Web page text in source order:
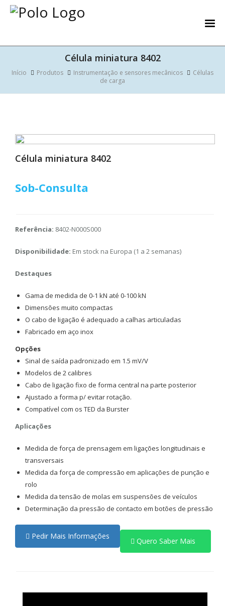
Célula miniatura 8402
Início Produtos Instrumentação e sensores mecânicos
Células
de carga
Célula miniatura 8402
Sob-Consulta
Referência: 8402-N000S000
Disponibilidade: Em stock na Europa (1 a 2 semanas)
Destaques
Gama de medida de 0-1 kN até 0-100 kN
Dimensões muito compactas
O cabo de ligação é adequado a calhas articuladas
Fabricado em aço inox
Opções
Sinal de saída padronizado em 1.5 mV/V
Modelos de 2 calibres
Cabo de ligação fixo de forma central na parte posterior
Ajustado a forma p/ evitar rotação.
Compatível com os TED da Burster
Aplicações
Medida de força de prensagem em ligações longitudinais e
transversais
Medida da força de compressão em aplicações de punção e
rolo
Medida da tensão de molas em suspensões de veículos
Determinação da pressão de contacto em botões de pressão
Pedir Mais Informações
Quero Saber Mais